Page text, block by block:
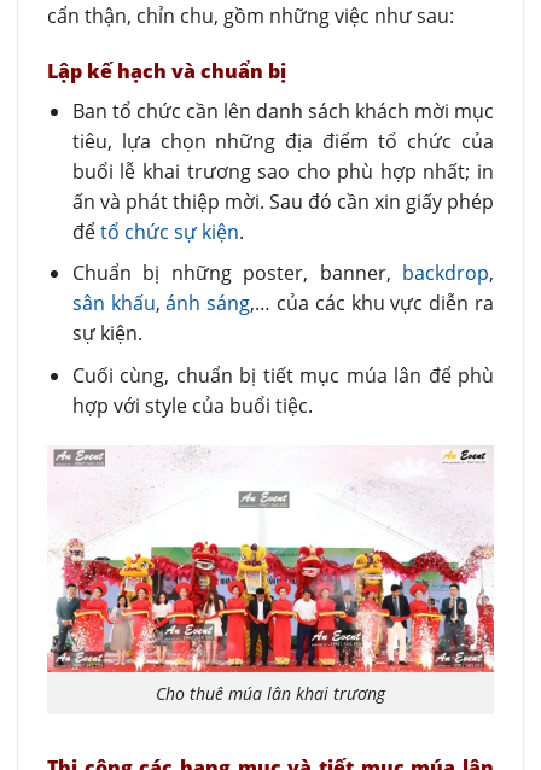
cẩn thận, chỉn chu, gồm những việc như sau:
Lập kế hạch và chuẩn bị
Ban tổ chức cần lên danh sách khách mời mục
tiêu, lựa chọn những địa điểm tổ chức của
buổi lễ khai trương sao cho phù hợp nhất; in
ấn và phát thiệp mời. Sau đó cần xin giấy phép
đểtổ chức sự kiện.
Chuẩn bị những poster, banner, backdrop,
sân khấu,ánh sáng,… của các khu vực diễn ra
sự kiện.
Cuối cùng, chuẩn bị tiết mục múa lân để phù
hợp với style của buổi tiệc.
Cho thuê múa lân khai trương